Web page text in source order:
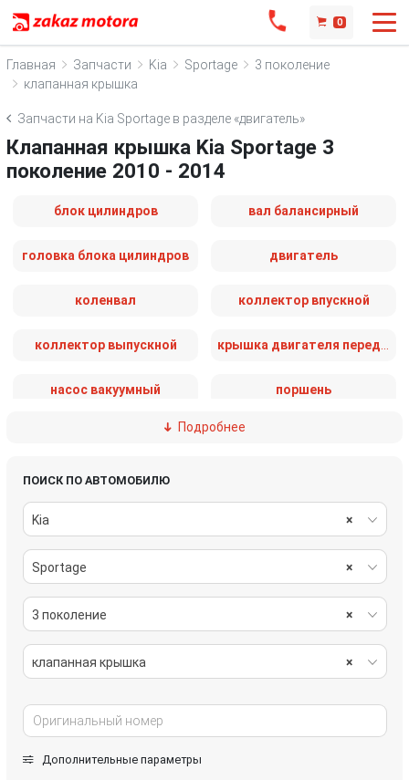
0
Главная Запчасти Kia Sportage
3 поколение
клапанная крышка
Запчасти на Kia Sportage в разделе «двигатель»
Клапанная крышка Kia Sportage 3
поколение 2010 - 2014
блок цилиндров вал балансирный
головка блока цилиндров двигатель
коленвал коллектор впускной
коллектор выпускной
насос вакуумный поршень
ролик натяжителя
форсунка
Подробнее
ПОИСК ПО АВТОМОБИЛЮ
×
Kia
×
Sportage
×
3 поколение
×
клапанная крышка
Дополнительные параметры